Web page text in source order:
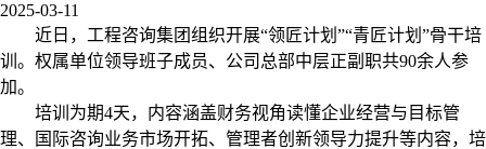
2025-03-11
近日，工程咨询集团组织开展“领匠计划”“青匠计划”骨干培
训。权属单位领导班子成员、公司总部中层正副职共90余人参
加。
培训为期4天，内容涵盖财务视角读懂企业经营与目标管
理、国际咨询业务市场开拓、管理者创新领导力提升等内容，培